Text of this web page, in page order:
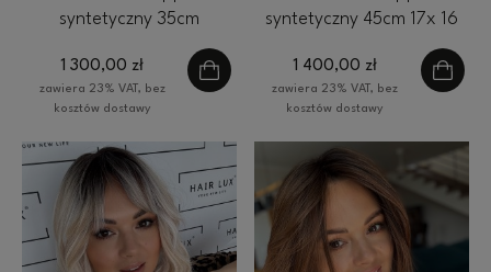
syntetyczny 35cm
falowany 17x 16 cm
HairLux jasny blond
baleyage
1 300,00 zł
zawiera 23% VAT, bez
kosztów dostawy
syntetyczny 45cm 17x 16
cm HairLux jasny blond
baleyage
1 400,00 zł
zawiera 23% VAT, bez
kosztów dostawy